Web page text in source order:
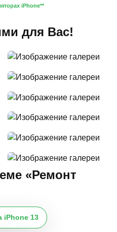
iPhone**
для Вас!
«Ремонт
iPhone 13